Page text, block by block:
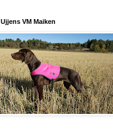
VM Maiken